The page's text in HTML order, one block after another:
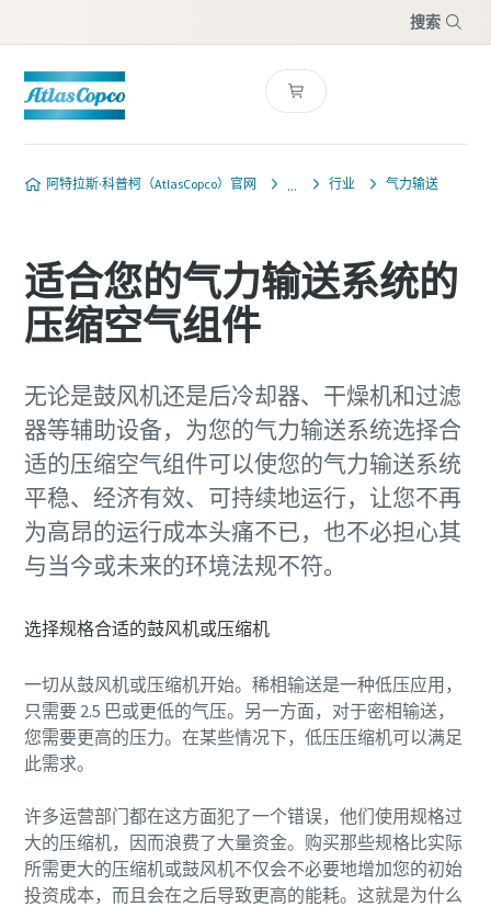
搜索
阿特拉斯·科普柯（AtlasCopco）官网 行业 气力输送
适合您的气力输送系统的
压缩空气组件
无论是鼓风机还是后冷却器、干燥机和过滤
器等辅助设备，为您的气力输送系统选择合
适的压缩空气组件可以使您的气力输送系统
平稳、经济有效、可持续地运行，让您不再
为高昂的运行成本头痛不已，也不必担心其
与当今或未来的环境法规不符。
选择规格合适的鼓风机或压缩机
一切从鼓风机或压缩机开始。稀相输送是一种低压应用，
只需要 2.5 巴或更低的气压。另一方面，对于密相输送，
您需要更高的压力。在某些情况下，低压压缩机可以满足
此需求。
许多运营部门都在这方面犯了一个错误，他们使用规格过
大的压缩机，因而浪费了大量资金。购买那些规格比实际
所需更大的压缩机或鼓风机不仅会不必要地增加您的初始
投资成本，而且会在之后导致更高的能耗。这就是为什么